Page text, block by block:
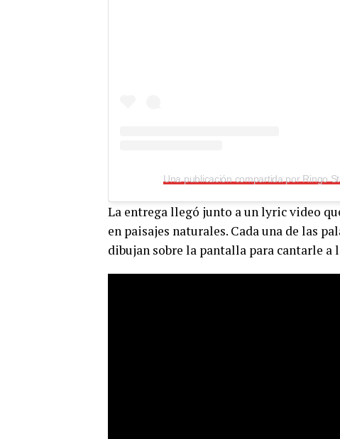
Una publicación compartida por Ringo
La entrega llegó junto a un lyric video
en paisajes naturales. Cada una de las
dibujan sobre la pantalla para cantarle a